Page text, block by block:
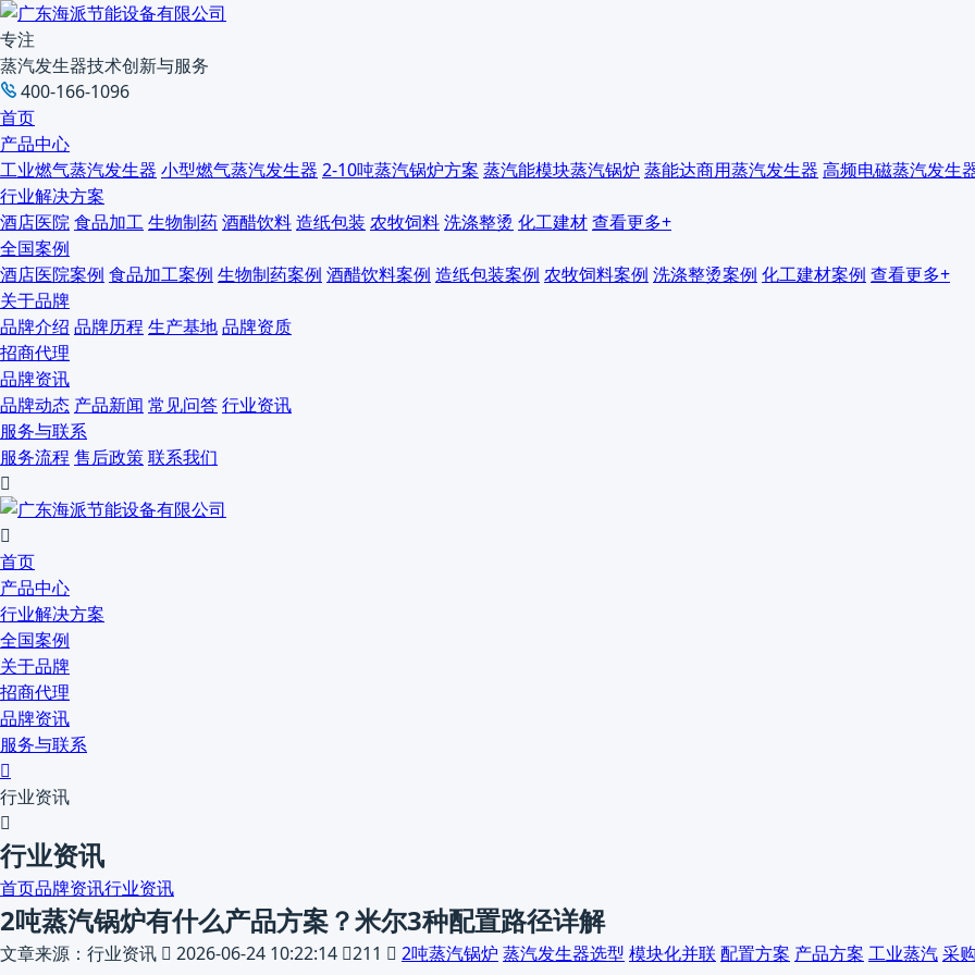
专注
蒸汽发生器技术创新与服务
400-166-1096
首页
产品中心
工业燃气蒸汽发生器 小型燃气蒸汽发生器 2-10吨蒸汽锅炉方案 蒸汽能模块蒸汽锅炉 蒸能达商用蒸汽发生器 高频电磁蒸汽发生
行业解决方案
酒店医院食品加工生物制药酒醋饮料造纸包装 农牧饲料洗涤整烫 化工建材查看更多+
全国案例
酒店医院案例 食品加工案例 生物制药案例 酒醋饮料案例 造纸包装案例 农牧饲料案例 洗涤整烫案例 化工建材案例 查看更多+
关于品牌
品牌介绍 品牌历程 生产基地品牌资质
招商代理
品牌资讯
品牌动态 产品新闻 常见问答行业资讯
服务与联系
服务流程 售后政策联系我们


首页
产品中心
行业解决方案
全国案例
关于品牌
招商代理
品牌资讯
服务与联系

行业资讯

行业资讯
首页品牌资讯行业资讯
2吨蒸汽锅炉有什么产品方案？米尔3种配置路径详解
文章来源：行业资讯  2026-06-24 10:22:14 211  2吨蒸汽锅炉 蒸汽发生器选型 模块化并联 配置方案 产品方案 工业蒸汽采